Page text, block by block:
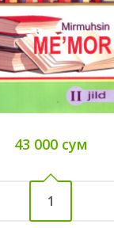
43 000 сум
1